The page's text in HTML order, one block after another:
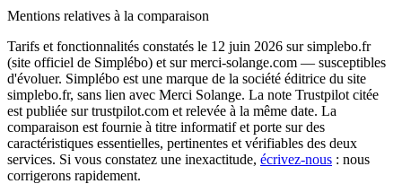
Mentions relatives à la comparaison
Tarifs et fonctionnalités constatés le 12 juin 2026 sur simplebo.fr
(site officiel de Simplébo) et sur merci-solange.com — susceptibles
d'évoluer. Simplébo est une marque de la société éditrice du site
simplebo.fr, sans lien avec Merci Solange. La note Trustpilot citée
est publiée sur trustpilot.com et relevée à la même date. La
comparaison est fournie à titre informatif et porte sur des
caractéristiques essentielles, pertinentes et vérifiables des deux
services. Si vous constatez une inexactitude, écrivez-nous : nous
corrigerons rapidement.